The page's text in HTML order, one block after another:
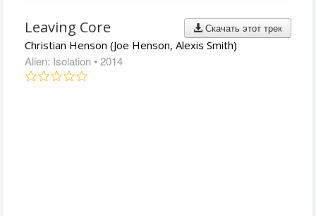
Скачать этот трек
Leaving Core
Christian Henson (Joe Henson, Alexis Smith)
Alien: Isolation • 2014